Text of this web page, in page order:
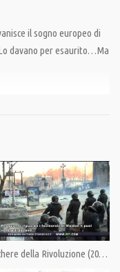
il sogno europeo di
davano per esaurito…Ma
Russia
Le Maschere della Rivoluzione (2014). Documentario.